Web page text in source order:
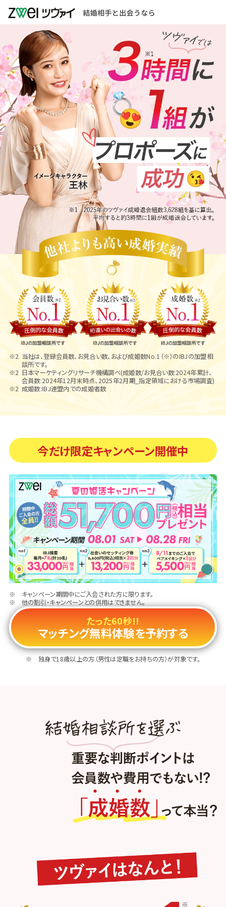
当社は、登録会員数、お見合い数、および成婚数No.1（※）のIBJの加盟相
談所です。
日本マーケティングリサーチ機構調べ(成婚数/お見合い数:2024年累計、
会員数:2024年12月末時点、2025年2月期_指定領域における市場調査)
成婚数:IBJ連盟内での成婚者数
今だけ限定キャンペーン開催中
キャンペーン期間中にご入会された方に限ります。
他の割引・キャンペーンとの併用はできません。
たった60秒!!
マッチング無料体験を予約する
独身で18歳以上の方（男性は定職をお持ちの方）が対象です。